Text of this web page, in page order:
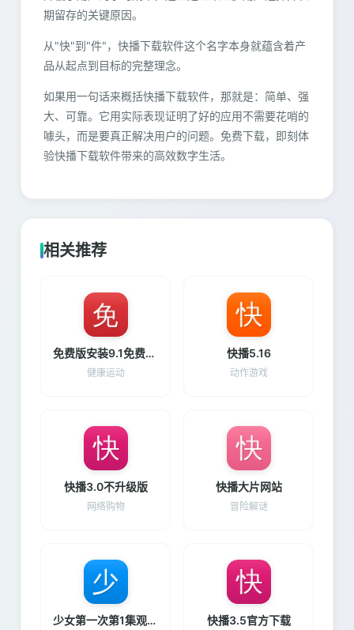
期留存的关键原因。
从"快"到"件"，快播下载软件这个名字本身就蕴含着产
品从起点到目标的完整理念。
如果用一句话来概括快播下载软件，那就是：简单、强
大、可靠。它用实际表现证明了好的应用不需要花哨的
噱头，而是要真正解决用户的问题。免费下载，即刻体
验快播下载软件带来的高效数字生活。
相关推荐
免费版安装9.1免费入口
健康运动
快播5.16
动作游戏
快播3.0不升级版
网络购物
快播大片网站
冒险解谜
少女第一次第1集观看完整版 快播3.5官方下载